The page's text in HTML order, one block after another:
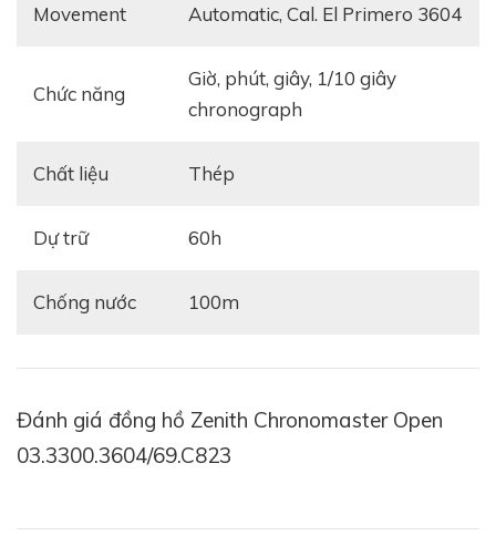
Movement automatic, Cal. El Primero 3604
Chức năng
giờ, phút, giây, 1/10 giây
chronograph
Chất liệu thép
Dự trữ 60h
Chống nước 100m
Đánh giá đồng hồ Zenith Chronomaster Open
03.3300.3604/69.C823